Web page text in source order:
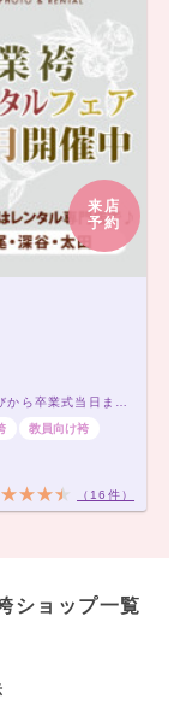
来店
予約
教員向け袴
（16件）
ショップ一覧